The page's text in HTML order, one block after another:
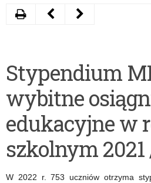
Stypendium
wybitne
edukacyjne w
szkolnym 2021
W 2022 r. 753 uczniów otrzyma
DrukujNastępny
Rady
Dyrektorów
Podstawowych
przy
Warmińsko-
Poprzedni
komputerów
dla
szkół
–
zachęcamy
do